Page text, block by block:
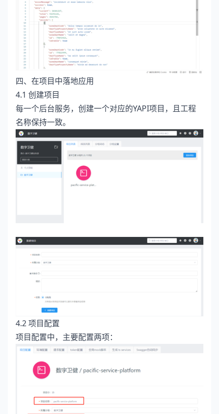
四、在项目中落地应用
4.1 创建项目
每一个后台服务，创建一个对应的YAPI项目，且工程
名称保持一致。
4.2 项目配置
项目配置中，主要配置两项：